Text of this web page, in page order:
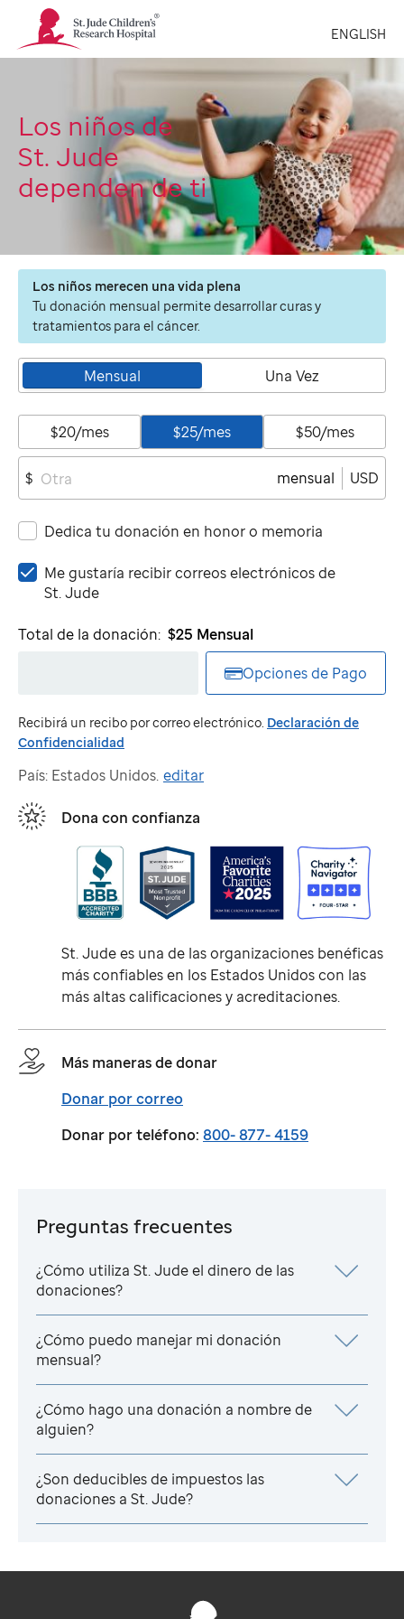
St.
Jude
Children's
Logo
ENGLISH
Los niños de
St. Jude
dependen de ti
Los niños merecen una vida plena
Tu donación mensual permite desarrollar curas y
tratamientos para el cáncer.
Mensual Una Vez
$20/mes $25/mes $50/mes
$ mensual USD
Dedica tu donación en honor o memoria
Me
gustaría
correos
Me gustaría recibir correos electrónicos de
St. Jude
Total de la donación: $25 Mensual
Opciones de Pago
Recibirá un recibo por correo electrónico. Declaración de
Confidencialidad
País: Estados Unidos. editar
Dona con confianza
St. Judees una de las organizaciones benéficas
más confiables en los Estados Unidos con las
más altas calificaciones y acreditaciones.
Más maneras de donar
Donar por correo
Donar por teléfono: 800- 877- 4159
Preguntas frecuentes
¿Cómo utiliza St. Judeel dinero de las
donaciones?
¿Cómo puedo manejar mi donación
mensual?
¿Cómo hago una donación a nombre de
alguien?
¿Son deducibles de impuestos las
donaciones a St. Jude?